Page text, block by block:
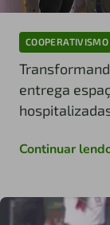
COOPERATIVISMO
entrega
Continuar